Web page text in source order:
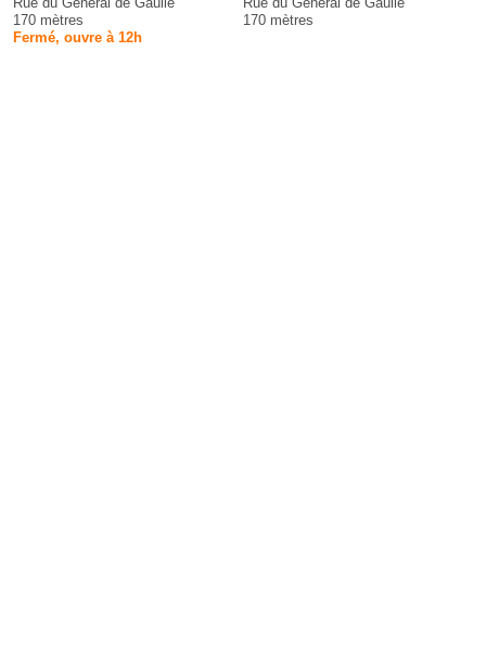
170 mètres
Fermé, ouvre à 12h
170 mètres